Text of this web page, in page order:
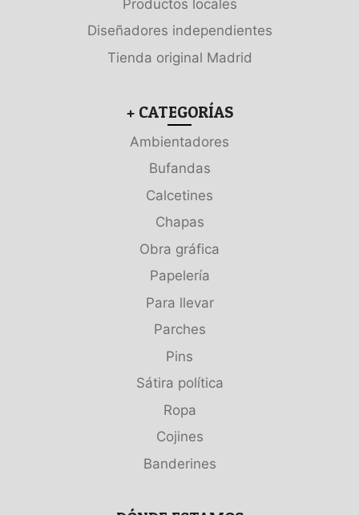
Productos locales
Diseñadores independientes
Tienda original Madrid
+ CATEGORÍAS
Ambientadores
Bufandas
Calcetines
Chapas
Obra gráfica
Papelería
Para llevar
Parches
Pins
Sátira política
Ropa
Cojines
Banderines